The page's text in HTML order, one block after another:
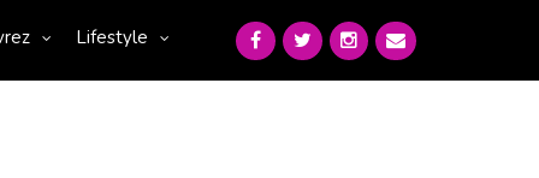
Lifestyle